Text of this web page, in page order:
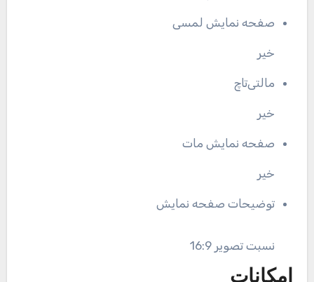
صفحه نمایش لمسی
خیر
مالتی‌تاچ
خیر
صفحه نمایش مات
خیر
توضیحات صفحه نمایش
نسبت تصویر 16:9
امکانات